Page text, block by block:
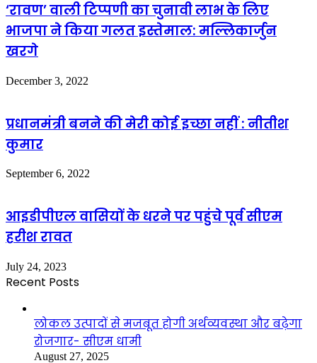
‘रावण’ वाली टिप्पणी का चुनावी लाभ के लिए
भाजपा ने किया गलत इस्तेमाल: मल्लिकार्जुन
खरगे
December 3, 2022
प्रधानमंत्री बनने की मेरी कोई इच्छा नहीं : नीतीश
कुमार
September 6, 2022
आइडीपीएल वासियों के धरने पर पहुंचे पूर्व सीएम
हरीश रावत
July 24, 2023
Recent Posts
लोकल उत्पादों से मजबूत होगी अर्थव्यवस्था और बढ़ेगा
रोजगार- सीएम धामी
August 27, 2025